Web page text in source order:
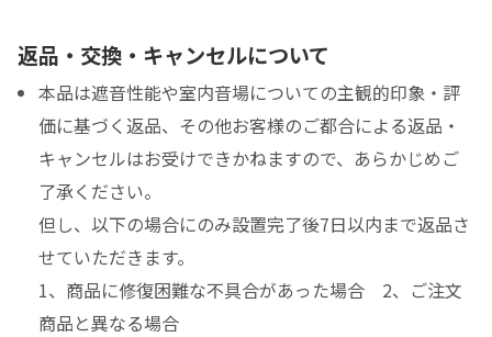
返品・交換・キャンセルについて
本品は遮音性能や室内音場についての主観的印象・評
価に基づく返品、その他お客様のご都合による返品・
キャンセルはお受けできかねますので、あらかじめご
了承ください。
但し、以下の場合にのみ設置完了後7日以内まで返品さ
せていただきます。
1、商品に修復困難な不具合があった場合 2、ご注文
商品と異なる場合